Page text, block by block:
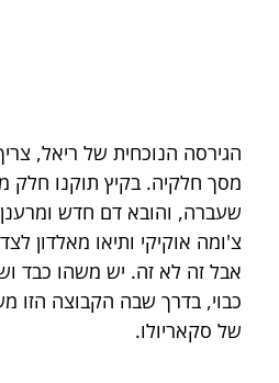
הגירסה הנוכחית של ריאל,
מסך חלקיה. בקיץ תוקנו חלק
שעברה, והובא דם חדש
צ'ומה אוקיקי ותיאו מאלדון
אבל זה לא זה. יש משהו כבד
כבוי, בדרך שבה הקבוצה
של סקאריולו.